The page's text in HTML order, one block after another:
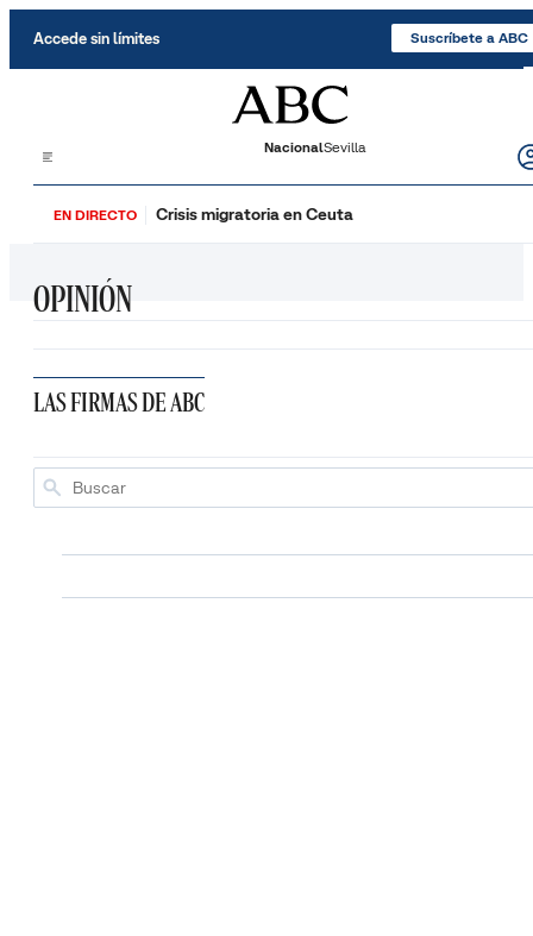
Accede sin límites Suscríbete a ABC
NacionalSevilla
EN DIRECTO Crisis migratoria en Ceuta
OPINIÓN
LAS FIRMAS DE ABC